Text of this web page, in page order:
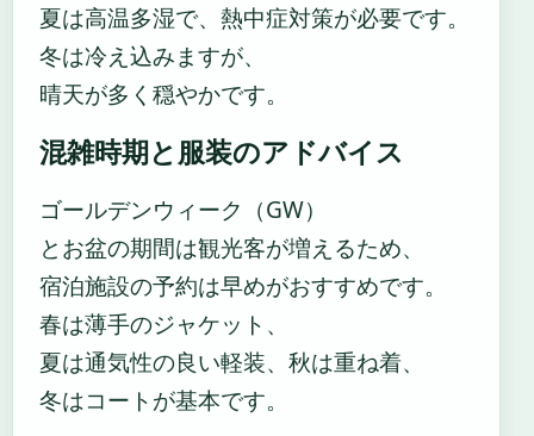
夏は高温多湿で、熱中症対策が必要です。
冬は冷え込みますが、
晴天が多く穏やかです。
混雑時期と服装のアドバイス
ゴールデンウィーク（GW）
とお盆の期間は観光客が増えるため、
宿泊施設の予約は早めがおすすめです。
春は薄手のジャケット、
夏は通気性の良い軽装、秋は重ね着、
冬はコートが基本です。